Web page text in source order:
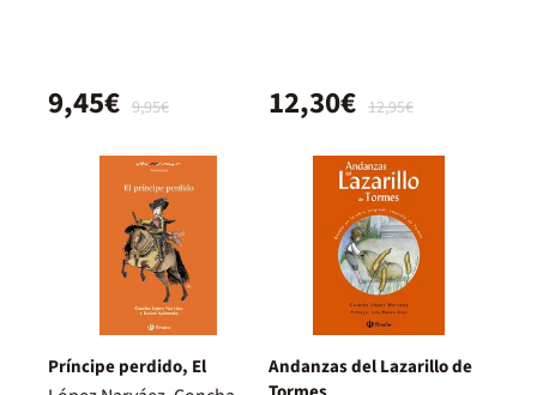
9,95€
9,45€ 12,95€
12,30€
Príncipe perdido, El
Andanzas del Lazarillo de